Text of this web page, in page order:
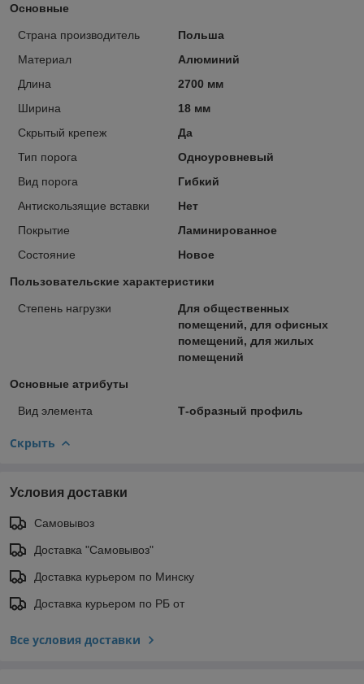
Основные
Страна производитель
Польша
Материал
Алюминий
Длина
2700 мм
Ширина
18 мм
Скрытый крепеж
Да
Тип порога
Одноуровневый
Вид порога
Гибкий
Антискользящие вставки
Нет
Покрытие
Ламинированное
Состояние
Новое
Пользовательские характеристики
Степень нагрузки
Для общественных
помещений, для офисных
помещений, для жилых
помещений
Основные атрибуты
Вид элемента Т-образный профиль
Скрыть
Условия доставки
Самовывоз
Доставка "Самовывоз"
Доставка курьером по Минску
Доставка курьером по РБ от
Все условия доставки